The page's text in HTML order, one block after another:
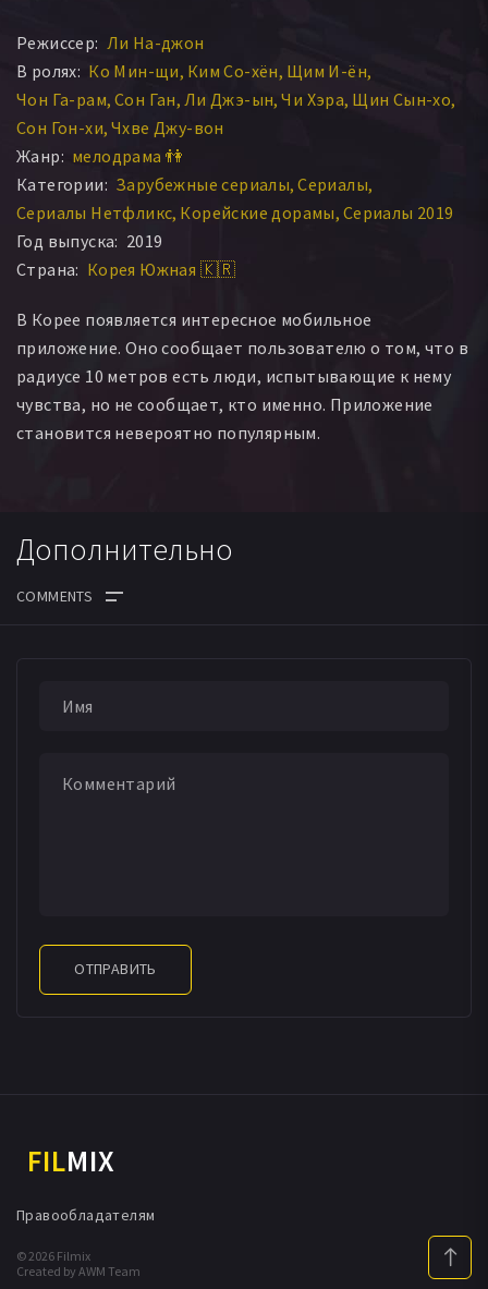
Режиссер: Ли На-джон
В ролях: Ко Мин-щи Ким Со-хён Щим И-ён
Чон Га-рам Сон Ган Ли Джэ-ын Чи Хэра Щин Сын-хо
Сон Гон-хи Чхве Джу-вон
Жанр: мелодрама 👫
Категории: Зарубежные сериалы Сериалы
Сериалы Нетфликс Корейские дорамы Сериалы 2019
Год выпуска: 2019
Страна: Корея Южная 🇰🇷
В Корее появляется интересное мобильное
приложение. Оно сообщает пользователю о том, что в
радиусе 10 метров есть люди, испытывающие к нему
чувства, но не сообщает, кто именно. Приложение
становится невероятно популярным.
Дополнительно
ОТПРАВИТЬ
FILMIX
© 2026 Filmix
Created by AWM Team
Правообладателям